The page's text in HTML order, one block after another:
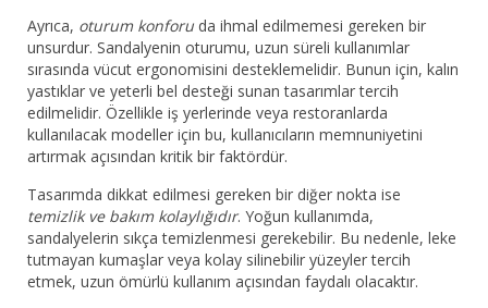
Ayrıca, oturum konforu da ihmal edilmemesi gereken bir
unsurdur. Sandalyenin oturumu, uzun süreli kullanımlar
sırasında vücut ergonomisini desteklemelidir. Bunun için, kalın
yastıklar ve yeterli bel desteği sunan tasarımlar tercih
edilmelidir. Özellikle iş yerlerinde veya restoranlarda
kullanılacak modeller için bu, kullanıcıların memnuniyetini
artırmak açısından kritik bir faktördür.
Tasarımda dikkat edilmesi gereken bir diğer nokta ise
temizlik ve bakım kolaylığıdır. Yoğun kullanımda,
sandalyelerin sıkça temizlenmesi gerekebilir. Bu nedenle, leke
tutmayan kumaşlar veya kolay silinebilir yüzeyler tercih
etmek, uzun ömürlü kullanım açısından faydalı olacaktır.